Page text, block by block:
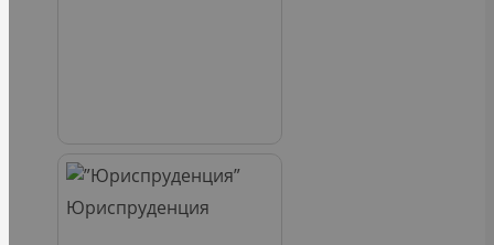
Юриспруденция